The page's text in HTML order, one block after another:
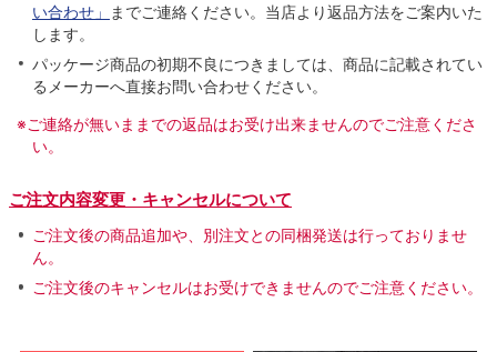
い合わせ」
までご連絡ください。当店より返品方法をご案内いた
します。
パッケージ商品の初期不良につきましては、商品に記載されてい
るメーカーへ直接お問い合わせください。
※ご連絡が無いままでの返品はお受け出来ませんのでご注意くださ
い。
ご注文内容変更・キャンセルについて
ご注文後の商品追加や、別注文との同梱発送は行っておりませ
ん。
ご注文後のキャンセルはお受けできませんのでご注意ください。